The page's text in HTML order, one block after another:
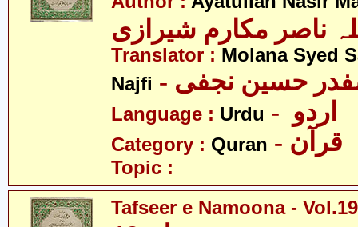
ناصر مکارم شیرازی
Translator : Molana Syed
Najfi
صفدر حسین نجفی
Language : Urdu
Category : Quran - قرآن
Topic :
Tafseer e Namoona - Vol.19